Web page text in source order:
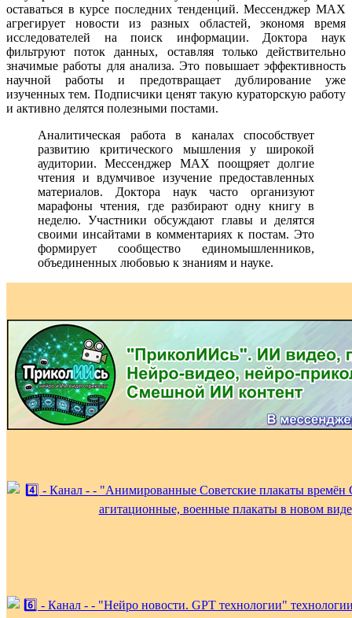
оставаться в курсе последних тенденций. Мессенджер MAX
агрегирует новости из разных областей, экономя время
исследователей на поиск информации. Доктора наук
фильтруют поток данных, оставляя только действительно
значимые работы для анализа. Это повышает эффективность
научной работы и предотвращает дублирование уже
изученных тем. Подписчики ценят такую кураторскую работу
и активно делятся полезными постами.
Аналитическая работа в каналах способствует
развитию критического мышления у широкой
аудитории. Мессенджер MAX поощряет долгие
чтения и вдумчивое изучение предоставленных
материалов. Доктора наук часто организуют
марафоны чтения, где разбирают одну книгу в
неделю. Участники обсуждают главы и делятся
своими инсайтами в комментариях к постам. Это
формирует сообщество единомышленников,
объединенных любовью к знаниям и науке.